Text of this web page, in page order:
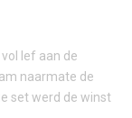
lef aan de
naarmate de
set werd de winst